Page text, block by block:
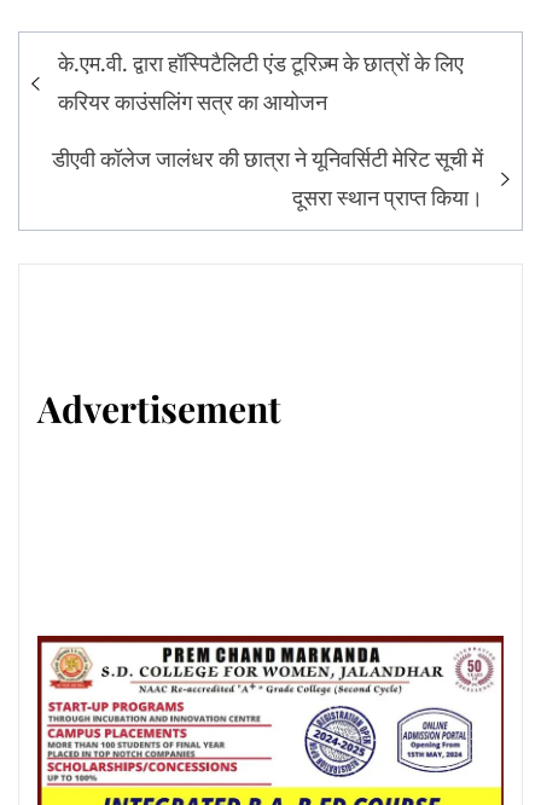
Post
navigation
के.एम.वी. द्वारा हॉस्पिटैलिटी एंड टूरिज़्म के छात्रों के लिए
करियर काउंसलिंग सत्र का आयोजन
डीएवी कॉलेज जालंधर की छात्रा ने यूनिवर्सिटी मेरिट सूची में
दूसरा स्थान प्राप्त किया।
Advertisement